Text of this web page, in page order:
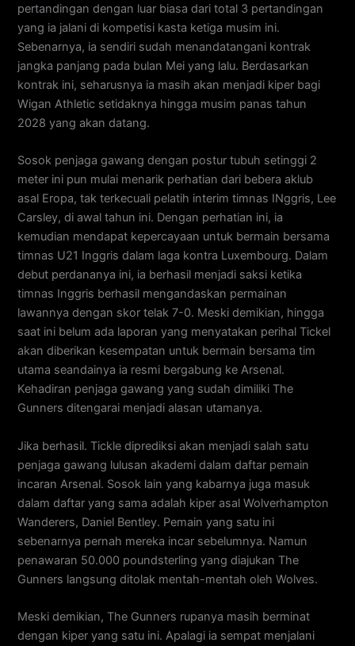
pertandingan dengan luar biasa dari total 3 pertandingan
yang ia jalani di kompetisi kasta ketiga musim ini.
Sebenarnya, ia sendiri sudah menandatangani kontrak
jangka panjang pada bulan Mei yang lalu. Berdasarkan
kontrak ini, seharusnya ia masih akan menjadi kiper bagi
Wigan Athletic setidaknya hingga musim panas tahun
2028 yang akan datang.
Sosok penjaga gawang dengan postur tubuh setinggi 2
meter ini pun mulai menarik perhatian dari bebera aklub
asal Eropa, tak terkecuali pelatih interim timnas INggris, Lee
Carsley, di awal tahun ini. Dengan perhatian ini, ia
kemudian mendapat kepercayaan untuk bermain bersama
timnas U21 Inggris dalam laga kontra Luxembourg. Dalam
debut perdananya ini, ia berhasil menjadi saksi ketika
timnas Inggris berhasil mengandaskan permainan
lawannya dengan skor telak 7-0. Meski demikian, hingga
saat ini belum ada laporan yang menyatakan perihal Tickel
akan diberikan kesempatan untuk bermain bersama tim
utama seandainya ia resmi bergabung ke Arsenal.
Kehadiran penjaga gawang yang sudah dimiliki The
Gunners ditengarai menjadi alasan utamanya.
Jika berhasil. Tickle diprediksi akan menjadi salah satu
penjaga gawang lulusan akademi dalam daftar pemain
incaran Arsenal. Sosok lain yang kabarnya juga masuk
dalam daftar yang sama adalah kiper asal Wolverhampton
Wanderers, Daniel Bentley. Pemain yang satu ini
sebenarnya pernah mereka incar sebelumnya. Namun
penawaran 50.000 poundsterling yang diajukan The
Gunners langsung ditolak mentah-mentah oleh Wolves.
Meski demikian, The Gunners rupanya masih berminat
dengan kiper yang satu ini. Apalagi ia sempat menjalani